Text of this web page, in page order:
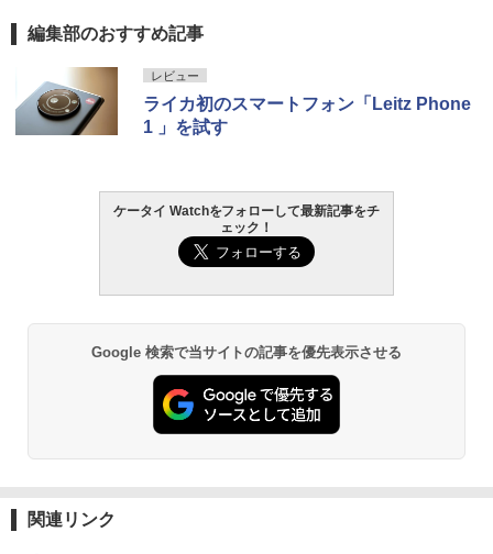
編集部のおすすめ記事
レビュー
ライカ初のスマートフォン「Leitz Phone
1 」を試す
ケータイ Watchをフォローして最新記事をチ
ェック！
Google 検索で当サイトの記事を優先表示させる
関連リンク